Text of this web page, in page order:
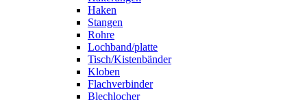
Haken
Stangen
Rohre
Lochband/platte
Tisch/Kistenbänder
Kloben
Flachverbinder
Blechlocher